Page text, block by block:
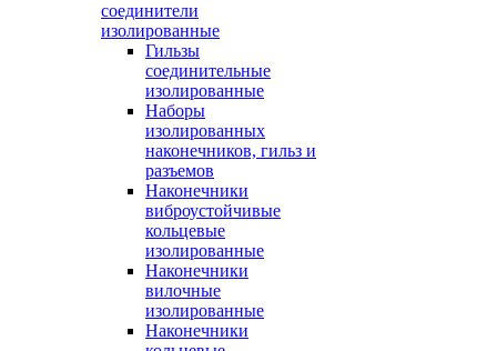
соединители
изолированные
Гильзы
соединительные
изолированные
Наборы
изолированных
наконечников, гильз и
разъемов
Наконечники
виброустойчивые
кольцевые
изолированные
Наконечники
вилочные
изолированные
Наконечники